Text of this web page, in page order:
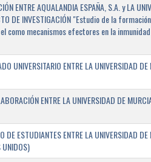
ENTRE AQUALANDIA ESPAÑA, S.A. y LA
DE INVESTIGACIÓN "Estudio de la
como mecanismos efectores en la
UNIVERSITARIO ENTRE LA UNIVERSIDAD
ENTRE LA UNIVERSIDAD DE
DE ESTUDIANTES ENTRE LA UNIVERSIDAD
UNIDOS)